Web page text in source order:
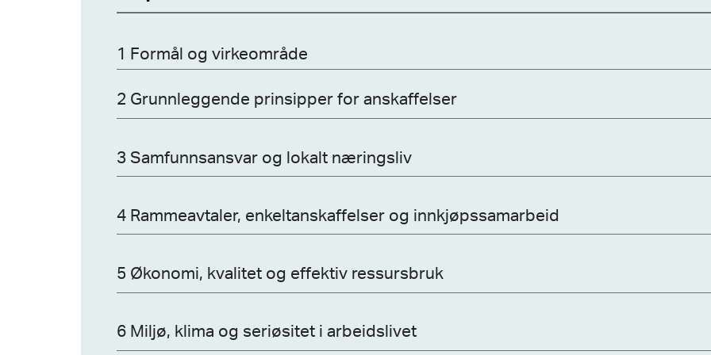
1 Formål og virkeområde
2 Grunnleggende prinsipper for anskaffelser
3 Samfunnsansvar og lokalt næringsliv
4 Rammeavtaler, enkeltanskaffelser og innkjøpssamarbeid
5 Økonomi, kvalitet og effektiv ressursbruk
6 Miljø, klima og seriøsitet i arbeidslivet